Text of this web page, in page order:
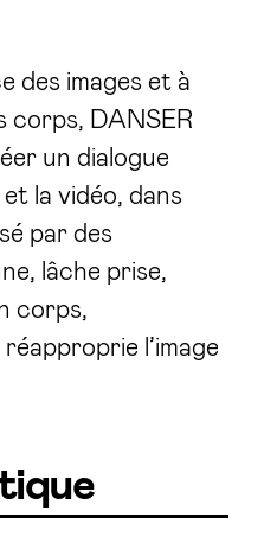
des images et à
corps, DANSER
un dialogue
la vidéo, dans
par des
lâche prise,
corps,
l’image